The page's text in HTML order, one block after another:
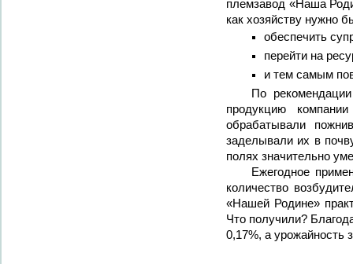
племзавод «Наша
как хозяйству нужно
обеспечить
перейти на
и тем самым
По
продукцию
обрабатывали
заделывали их в
полях значительно
Ежегодное
количество
«Нашей Родине»
Что получили?
0,17%, а урожайность